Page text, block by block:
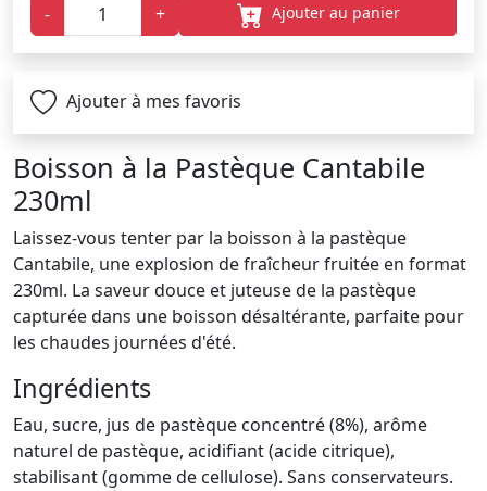
-
+ Ajouter au panier
Ajouter à mes favoris
Boisson à la Pastèque Cantabile
230ml
Laissez-vous tenter par la boisson à la pastèque
Cantabile, une explosion de fraîcheur fruitée en format
230ml. La saveur douce et juteuse de la pastèque
capturée dans une boisson désaltérante, parfaite pour
les chaudes journées d'été.
Ingrédients
Eau, sucre, jus de pastèque concentré (8%), arôme
naturel de pastèque, acidifiant (acide citrique),
stabilisant (gomme de cellulose). Sans conservateurs.